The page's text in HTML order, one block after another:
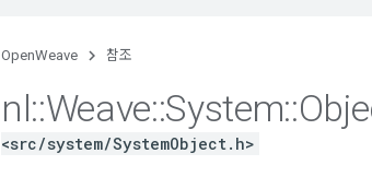
OpenWeave 참조
nl::Weave::System::
<src/system/SystemObject.h>